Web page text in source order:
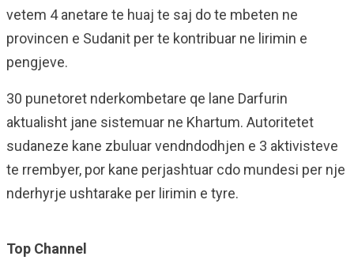
vetem 4 anetare te huaj te saj do te mbeten ne
provincen e Sudanit per te kontribuar ne lirimin e
pengjeve.
30 punetoret nderkombetare qe lane Darfurin
aktualisht jane sistemuar ne Khartum. Autoritetet
sudaneze kane zbuluar vendndodhjen e 3 aktivisteve
te rrembyer, por kane perjashtuar cdo mundesi per nje
nderhyrje ushtarake per lirimin e tyre.
Top Channel